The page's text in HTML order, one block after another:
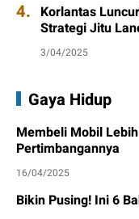
4. Korlantas
Strategi Jitu
3/04/2025
Gaya Hidup
Membeli Mobil
Pertimbangannya
16/04/2025
Bikin Pusing! Ini 6